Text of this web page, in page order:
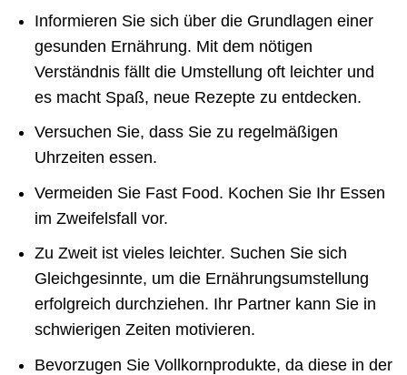
Informieren Sie sich über die Grundlagen einer
gesunden Ernährung. Mit dem nötigen
Verständnis fällt die Umstellung oft leichter und
es macht Spaß, neue Rezepte zu entdecken.
Versuchen Sie, dass Sie zu regelmäßigen
Uhrzeiten essen.
Vermeiden Sie Fast Food. Kochen Sie Ihr Essen
im Zweifelsfall vor.
Zu Zweit ist vieles leichter. Suchen Sie sich
Gleichgesinnte, um die Ernährungsumstellung
erfolgreich durchziehen. Ihr Partner kann Sie in
schwierigen Zeiten motivieren.
Bevorzugen Sie Vollkornprodukte, da diese in der